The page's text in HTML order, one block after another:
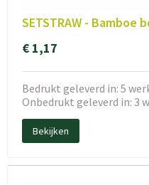
SETSTRAW -
€ 1,17
Bedrukt geleverd in: 5
Onbedrukt geleverd in: 3
Bekijken